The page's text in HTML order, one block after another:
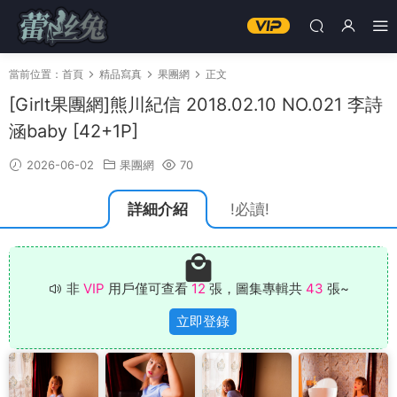
當前位置： 首頁 精品寫真 果團網 正文
[Girlt果團網]熊川紀信 2018.02.10 NO.021 李詩
涵baby [42+1P]
2026-06-02 果團網 70
詳細介紹 !必讀!
非 VIP 用戶僅可查看 12 張，圖集專輯共 43 張~
立即登錄